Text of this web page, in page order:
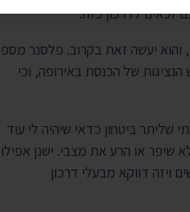
זכאים לדרכון כזה.
והוא יעשה זאת בקרוב. פלסנר
של הכנסת באירופה, וכי
שליתר ביטחון כדאי שיהיה לי עוד
או הרע את מצבי. ישנן אפילו
ויזה דווקא מבעלי דרכון